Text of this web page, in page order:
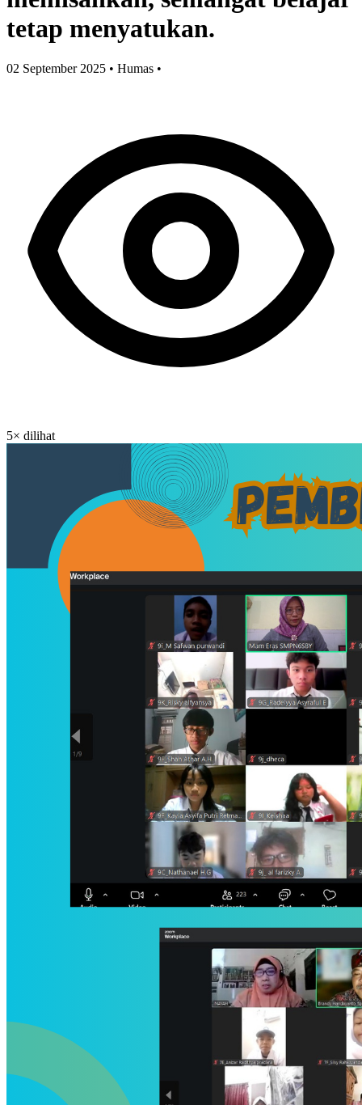
tetap menyatukan.
02 September 2025 • Humas •
5× dilihat